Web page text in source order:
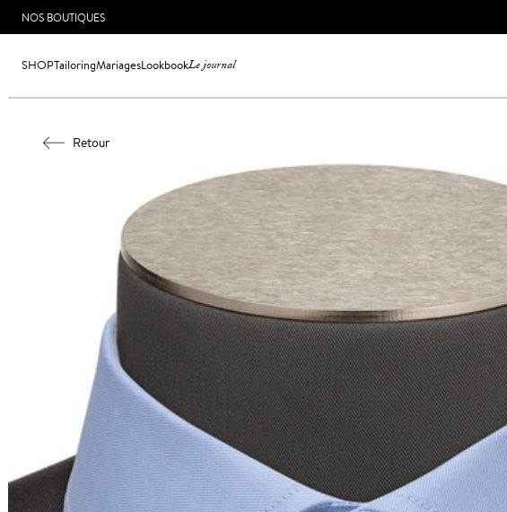
NOS BOUTIQUES
SHOPTailoringMariagesLookbookLe journal
Retour